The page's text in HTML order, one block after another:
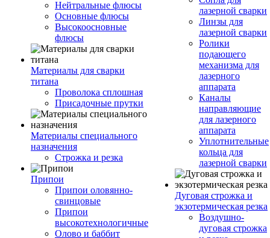
Нейтральные флюсы
Основные флюсы
Высокоосновные
флюсы
Материалы для сварки
титана
Проволока сплошная
Присадочные прутки
Материалы специального
назначения
Строжка и резка
Припои
Припои оловянно-
свинцовые
Припои
высокотехнологичные
Олово и баббит
лазерной сварки
Линзы для
лазерной сварки
Ролики
подающего
механизма для
лазерного
аппарата
Каналы
направляющие
для лазерного
аппарата
Уплотнительные
кольца для
лазерной сварки
Дуговая строжка и
экзотермическая резка
Воздушно-
дуговая строжка